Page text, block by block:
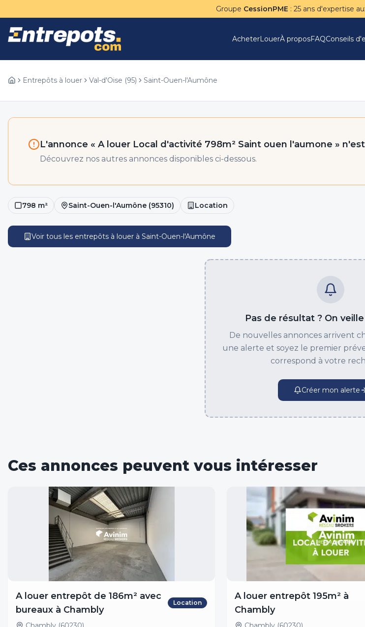
Groupe CessionPME : 25 ans d'expertise
AcheterLouerÀ proposFAQConseils
Entrepôts à louer Val-d'Oise (95) Saint-Ouen-l'Aumône
L'annonce « A louer Local d'activité 798m² Saint ouen l'aumone »
Découvrez nos autres annonces disponibles ci-dessous.
798 m² Saint-Ouen-l'Aumône (95310) Location
Voir tous les entrepôts à louer à Saint-Ouen-l'Aumône
Pas de résultat ? On
De nouvelles annonces arrivent
une alerte et soyez le premier
correspond à votre
Créer mon alerte
Ces annonces peuvent vous intéresser
A louer entrepôt de 186m² avec
bureaux à Chambly
Location
A louer entrepôt 195m² à
Chambly